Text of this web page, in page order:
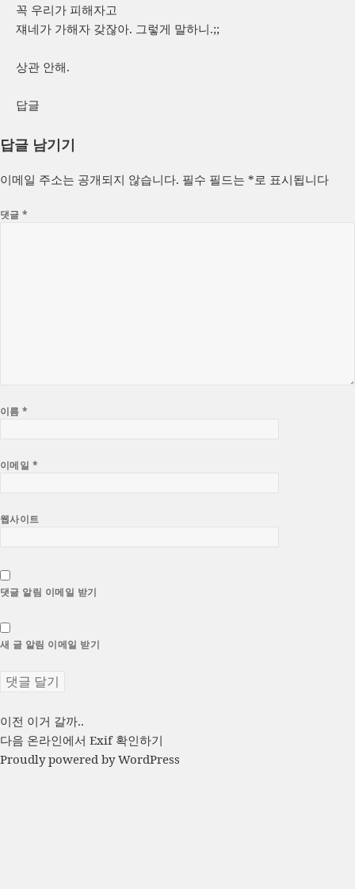
꼭 우리가 피해자고
쟤네가 가해자 갖잖아. 그렇게 말하니.;;
상관 안해.
답글
답글 남기기
이메일 주소는 공개되지 않습니다. 필수 필드는 *로 표시됩니다
댓글*
이름*
이메일 *
웹사이트
댓글 알림 이메일 받기
새 글 알림 이메일 받기
글
탐
이전 이
전
글:
이거 갈까..
다음 다
음
온라인에서 Exif 확인하기
Proudly powered by WordPress